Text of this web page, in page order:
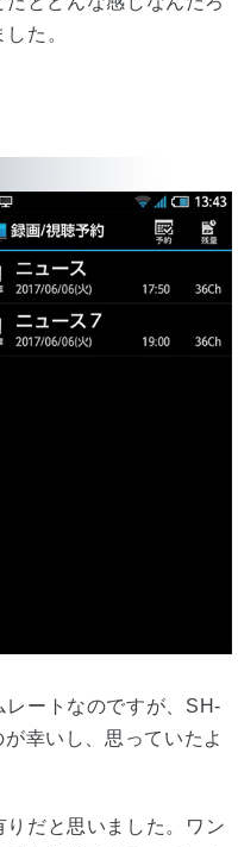
た。
レートなのですが、SH-
幸いし、思っていたよ
だと思いました。ワン